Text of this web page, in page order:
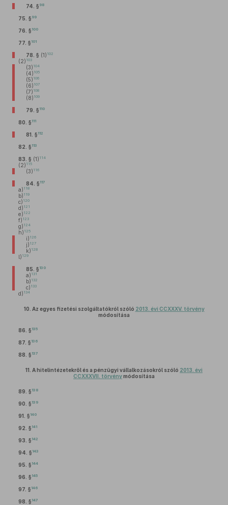
74. § 98
75. § 99
76. § 100
77. § 101
78. § (1) 102
(2) 103
(3) 104
(4) 105
(5) 106
(6) 107
(7) 108
(8) 109
79. § 110
80. § 111
81. § 112
82. § 113
83. § (1) 114
(2) 115
(3) 116
84. § 117
a) 118
b) 119
c) 120
d) 121
e) 122
f) 123
g) 124
h) 125
i) 126
j) 127
k) 128
l) 129
85. § 130
a) 131
b) 132
c) 133
d) 134
10. Az egyes fizetési szolgáltatókról szóló 2013. évi CCXXXV. törvény
módosítása
86. § 135
87. § 136
88. § 137
11. A hitelintézetekről és a pénzügyi vállalkozásokról szóló 2013. évi
CCXXXVII. törvénymódosítása
89. § 138
90. § 139
91. § 140
92. § 141
93. § 142
94. § 143
95. § 144
96. § 145
97. § 146
98. § 147